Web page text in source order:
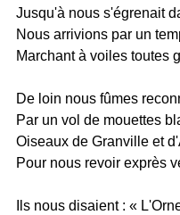
Jusqu'à nous s'égrenait
Nous arrivions par un
Marchant à voiles toutes
De loin nous fûmes
Par un vol de mouettes
Oiseaux de Granville et
Pour nous revoir exprès
Ils nous disaient : «